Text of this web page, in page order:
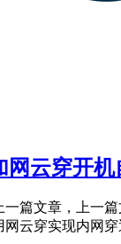
网云穿开
一篇文章，上一
网云穿实现内网